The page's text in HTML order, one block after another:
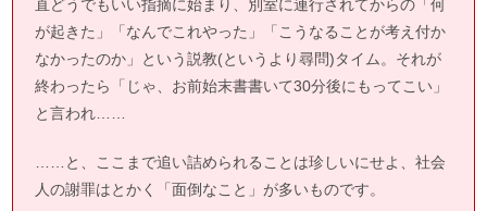
直どうでもいい指摘に始まり、別室に連行されてからの「何
が起きた」「なんでこれやった」「こうなることが考え付か
なかったのか」という説教(というより尋問)タイム。それが
終わったら「じゃ、お前始末書書いて30分後にもってこい」
と言われ……
……と、ここまで追い詰められることは珍しいにせよ、社会
人の謝罪はとかく「面倒なこと」が多いものです。